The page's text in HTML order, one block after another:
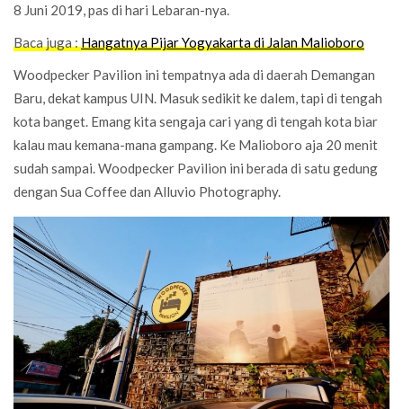
8 Juni 2019, pas di hari Lebaran-nya.
Baca juga : Hangatnya Pijar Yogyakarta di Jalan Malioboro
Woodpecker Pavilion ini tempatnya ada di daerah Demangan
Baru, dekat kampus UIN. Masuk sedikit ke dalem, tapi di tengah
kota banget. Emang kita sengaja cari yang di tengah kota biar
kalau mau kemana-mana gampang. Ke Malioboro aja 20 menit
sudah sampai. Woodpecker Pavilion ini berada di satu gedung
dengan Sua Coffee dan Alluvio Photography.